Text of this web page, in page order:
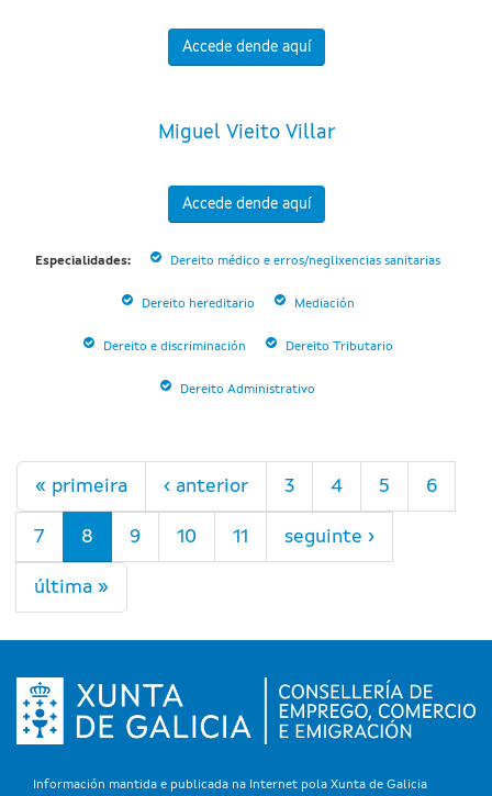
Accede dende aquí
Miguel Vieito Villar
Accede dende aquí
Especialidades: Dereito médico e erros/neglixencias sanitarias
Dereito hereditario Mediación
Dereito e discriminación Dereito Tributario
Dereito Administrativo
Páxinas
« primeira ‹ anterior 3 4 5 6
7 8 9 10 11 seguinte ›
última »
Información mantida e publicada na Internet pola Xunta de Galicia